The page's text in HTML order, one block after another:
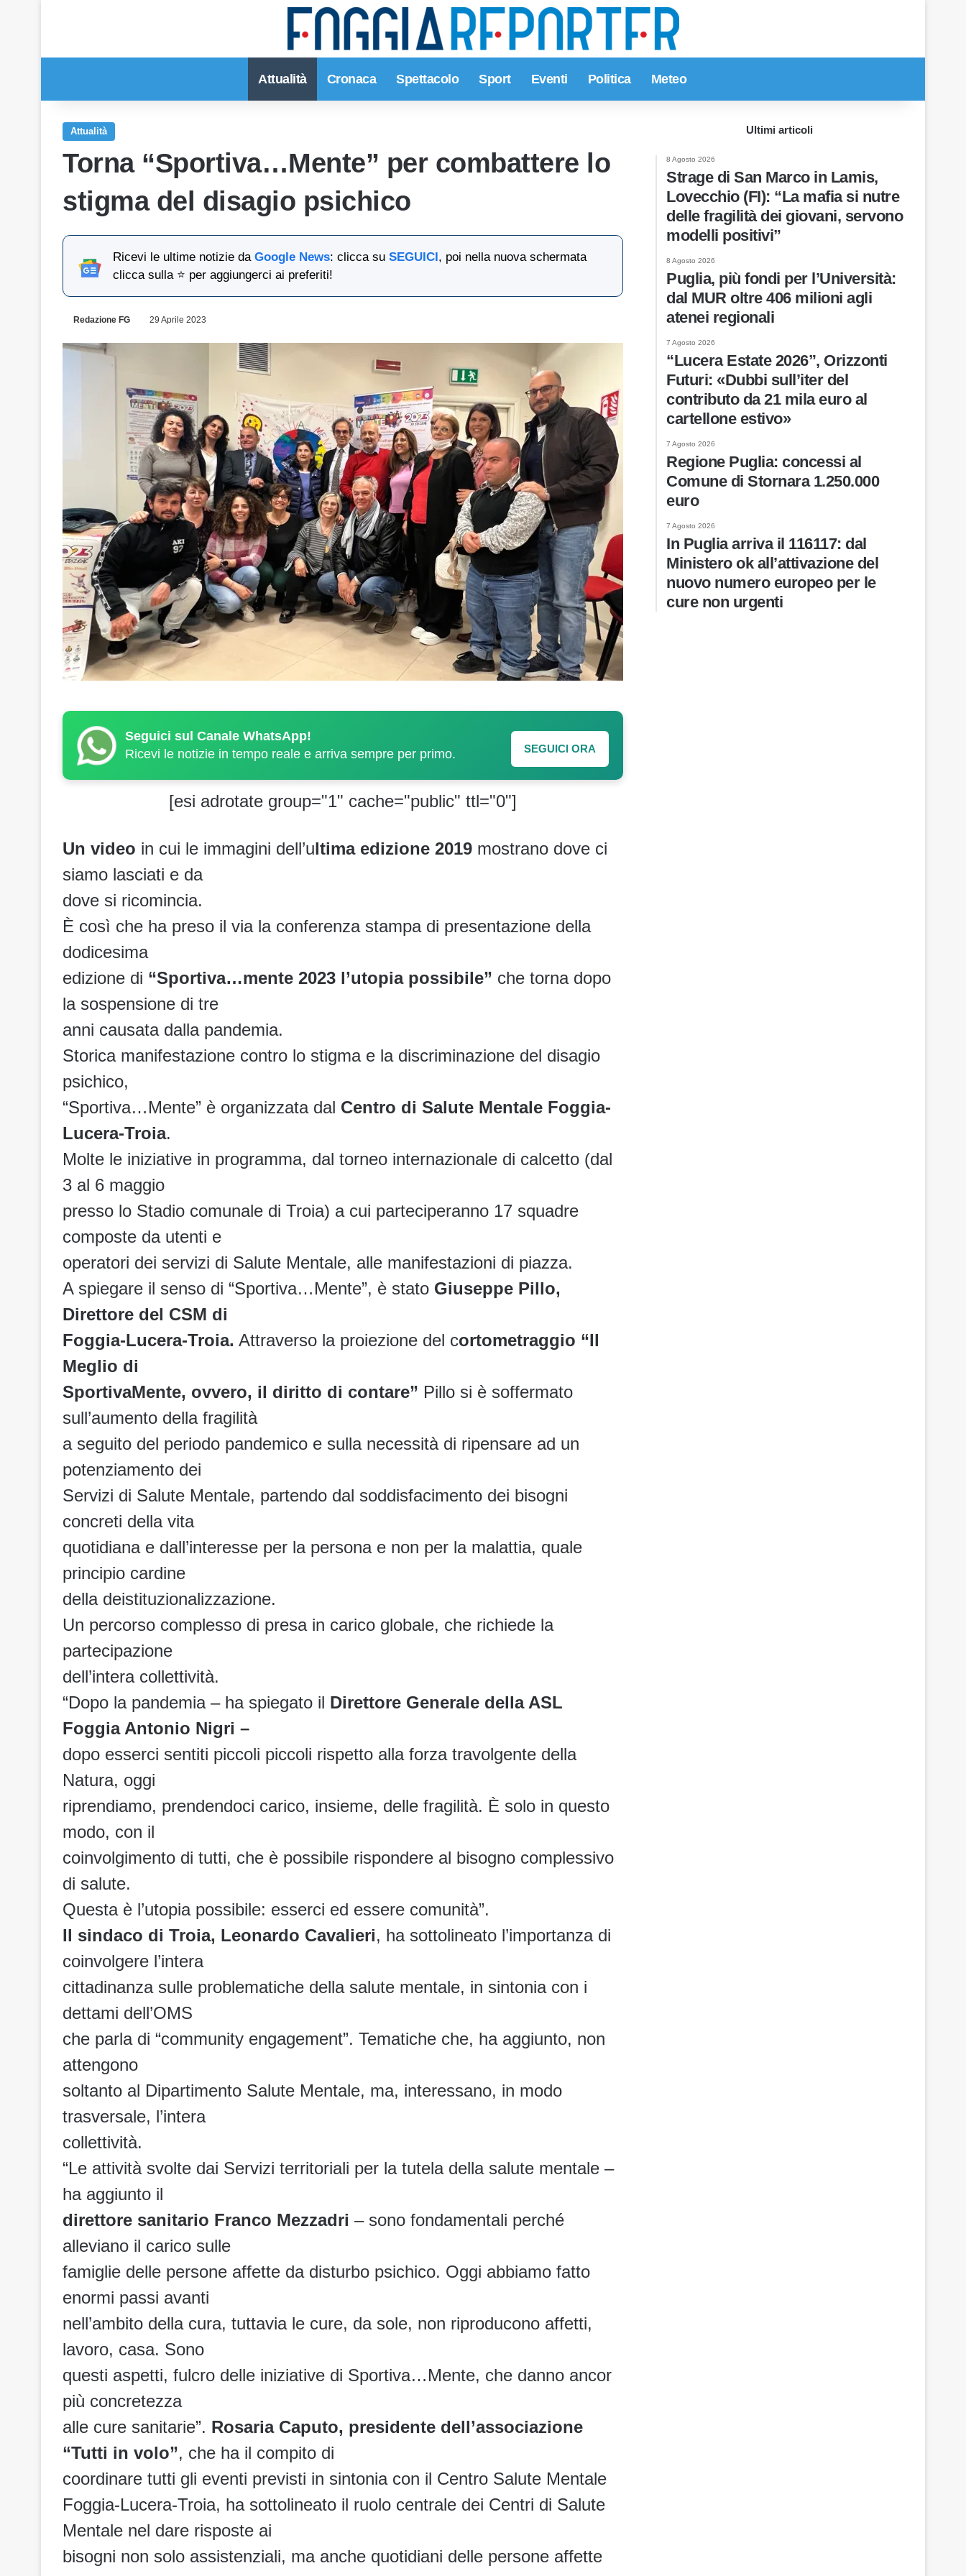
Attualità Cronaca Spettacolo Sport Eventi Politica Meteo
Attualità
Torna “Sportiva…Mente” per combattere lo
stigma del disagio psichico
Ricevi le ultime notizie daGoogle News: clicca suSEGUICI, poi nella nuova schermata
clicca sulla ⭐ per aggiungerci ai preferiti!
Redazione FG 29 Aprile 2023
Seguici sul Canale WhatsApp!
Ricevi le notizie in tempo reale e arriva sempre per primo.
SEGUICI ORA
[esi adrotate group="1" cache="public" ttl="0"]
Un video in cui le immagini dell’ultima edizione 2019 mostrano dove ci
siamo lasciati e da
dove si ricomincia.
È così che ha preso il via la conferenza stampa di presentazione della
dodicesima
edizione di “Sportiva…mente 2023 l’utopia possibile” che torna dopo
la sospensione di tre
anni causata dalla pandemia.
Storica manifestazione contro lo stigma e la discriminazione del disagio
psichico,
“Sportiva…Mente” è organizzata dal Centro di Salute Mentale Foggia-
Lucera-Troia.
Molte le iniziative in programma, dal torneo internazionale di calcetto (dal
3 al 6 maggio
presso lo Stadio comunale di Troia) a cui parteciperanno 17 squadre
composte da utenti e
operatori dei servizi di Salute Mentale, alle manifestazioni di piazza.
A spiegare il senso di “Sportiva…Mente”, è stato Giuseppe Pillo,
Direttore del CSM di
Foggia-Lucera-Troia. Attraverso la proiezione del cortometraggio “Il
Meglio di
SportivaMente, ovvero, il diritto di contare” Pillo si è soffermato
sull’aumento della fragilità
a seguito del periodo pandemico e sulla necessità di ripensare ad un
potenziamento dei
Servizi di Salute Mentale, partendo dal soddisfacimento dei bisogni
concreti della vita
quotidiana e dall’interesse per la persona e non per la malattia, quale
principio cardine
della deistituzionalizzazione.
Un percorso complesso di presa in carico globale, che richiede la
partecipazione
dell’intera collettività.
“Dopo la pandemia – ha spiegato il Direttore Generale della ASL
Foggia Antonio Nigri –
dopo esserci sentiti piccoli piccoli rispetto alla forza travolgente della
Natura, oggi
riprendiamo, prendendoci carico, insieme, delle fragilità. È solo in questo
modo, con il
coinvolgimento di tutti, che è possibile rispondere al bisogno complessivo
di salute.
Questa è l’utopia possibile: esserci ed essere comunità”.
Il sindaco di Troia, Leonardo Cavalieri, ha sottolineato l’importanza di
coinvolgere l’intera
cittadinanza sulle problematiche della salute mentale, in sintonia con i
dettami dell’OMS
che parla di “community engagement”. Tematiche che, ha aggiunto, non
attengono
soltanto al Dipartimento Salute Mentale, ma, interessano, in modo
trasversale, l’intera
collettività.
“Le attività svolte dai Servizi territoriali per la tutela della salute mentale –
ha aggiunto il
direttore sanitario Franco Mezzadri – sono fondamentali perché
alleviano il carico sulle
famiglie delle persone affette da disturbo psichico. Oggi abbiamo fatto
enormi passi avanti
nell’ambito della cura, tuttavia le cure, da sole, non riproducono affetti,
lavoro, casa. Sono
questi aspetti, fulcro delle iniziative di Sportiva…Mente, che danno ancor
più concretezza
alle cure sanitarie”. Rosaria Caputo, presidente dell’associazione
“Tutti in volo”, che ha il compito di
coordinare tutti gli eventi previsti in sintonia con il Centro Salute Mentale
Foggia-Lucera-Troia, ha sottolineato il ruolo centrale dei Centri di Salute
Mentale nel dare risposte ai
bisogni non solo assistenziali, ma anche quotidiani delle persone affette
Ultimi articoli
8 Agosto 2026
Strage di San Marco in Lamis,
Lovecchio (FI): “La mafia si nutre
delle fragilità dei giovani, servono
modelli positivi”
8 Agosto 2026
Puglia, più fondi per l’Università:
dal MUR oltre 406 milioni agli
atenei regionali
7 Agosto 2026
“Lucera Estate 2026”, Orizzonti
Futuri: «Dubbi sull’iter del
contributo da 21 mila euro al
cartellone estivo»
7 Agosto 2026
Regione Puglia: concessi al
Comune di Stornara 1.250.000
euro
7 Agosto 2026
In Puglia arriva il 116117: dal
Ministero ok all’attivazione del
nuovo numero europeo per le
cure non urgenti